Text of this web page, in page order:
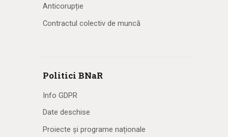
Anticorupție
Contractul colectiv de muncă
Politici BNaR
Info GDPR
Date deschise
Proiecte și programe naționale